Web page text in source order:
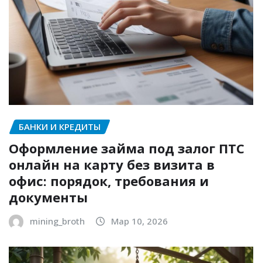
БАНКИ И КРЕДИТЫ
Оформление займа под залог ПТС
онлайн на карту без визита в
офис: порядок, требования и
документы
mining_broth Мар 10, 2026